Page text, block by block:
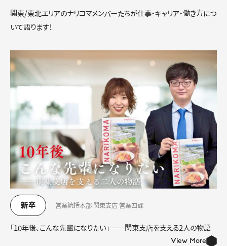
関東/東北エリアのナリコマメンバーたちが仕事・キャリア・働き方につ
いて語ります！
新卒 営業統括本部 関東支店 営業四課
「10年後、こんな先輩になりたい」──関東支店を支える2人の物語
View More